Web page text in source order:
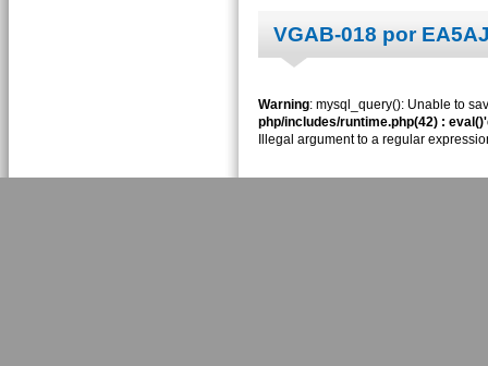
VGAB-018 por
Warning: mysql_query(): Unable to
php/includes/runtime.php(42) :
Illegal argument to a regular